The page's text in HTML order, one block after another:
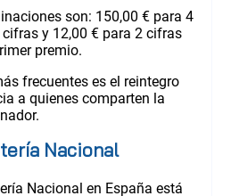
son: 150,00 € para 4
y 12,00 € para 2 cifras
premio.
frecuentes es el reintegro
a quienes comparten la
Nacional
Nacional en España está